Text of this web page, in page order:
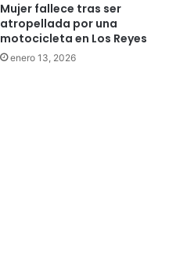
Mujer fallece tras ser
atropellada por una
motocicleta en Los Reyes
enero 13, 2026